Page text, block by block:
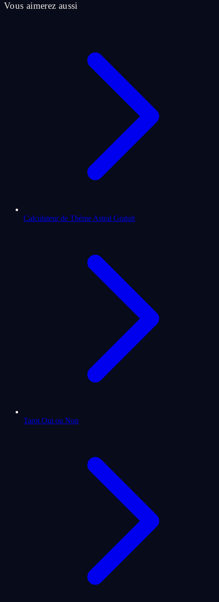
Vous aimerez aussi
Calculateur de Thème Astral Gratuit
Tarot Oui ou Non